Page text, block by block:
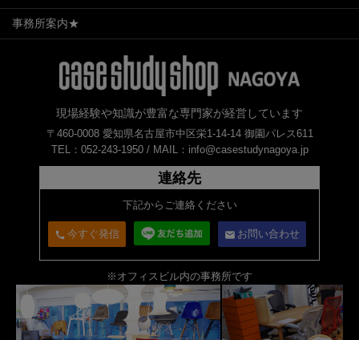
事務所案内★
現場経験や知識が豊富な専門家が経営しています
〒460-0008 愛知県名古屋市中区栄1-14-14 御園パレス611
TEL：052-243-1950 / MAIL：info@casestudynagoya.jp
連絡先
下記からご連絡ください
call 今すぐ発信 email お問い合わせ
※オフィスビル内の事務所です